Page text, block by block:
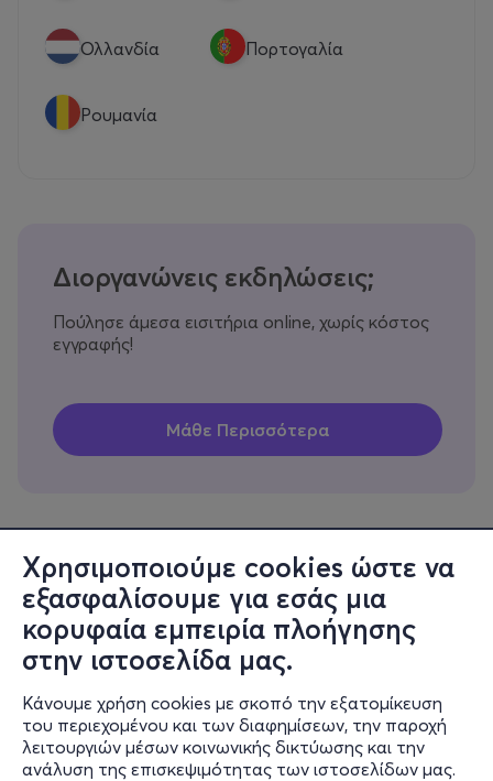
Χρησιμοποιούμε cookies ώστε να
εξασφαλίσουμε για εσάς μια
κορυφαία εμπειρία πλοήγησης
στην ιστοσελίδα μας.
Κάνουμε χρήση cookies με σκοπό την εξατομίκευση
του περιεχομένου και των διαφημίσεων, την παροχή
λειτουργιών μέσων κοινωνικής δικτύωσης και την
ανάλυση της επισκεψιμότητας των ιστοσελίδων μας.
Ολλανδία Πορτογαλία
Ρουμανία
Διοργανώνεις εκδηλώσεις;
Πούλησε άμεσα εισιτήρια online, χωρίς κόστος
εγγραφής!
Πληροφορίες
Υποστήριξη
Stay Connected